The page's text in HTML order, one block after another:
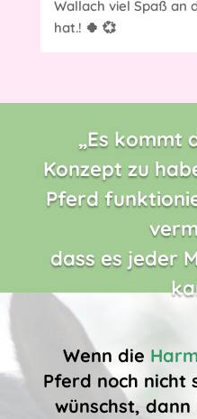
Wallach viel Spaß an
hat.! 🍀 💞
„Es kommt
Konzept zu
Pferd
dass es jeder
Wenn die
Pferd noch nicht
wünschst,